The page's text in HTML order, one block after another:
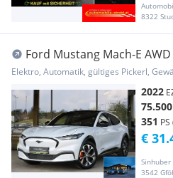
8322
Ford Mustang Mach-E
Range ACC, ...
Elektro, Automatik, gültiges Pickerl,
2022
75.500
351
Sinhuber
3542
€